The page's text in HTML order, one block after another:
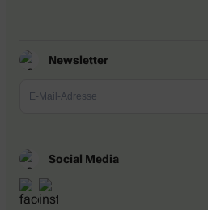
Newsletter
Social Media